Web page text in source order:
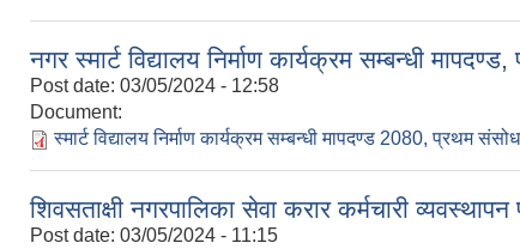
नगर स्मार्ट विद्यालय निर्माण कार्यक्रम सम्बन्धी
Post date: 03/05/2024 - 12:58
Document:
स्मार्ट विद्यालय निर्माण कार्यक्रम सम्बन्धी मापदण्ड 2080, प्रथम
शिवसताक्षी नगरपालिका सेवा करार कर्मचारी
Post date: 03/05/2024 - 11:15